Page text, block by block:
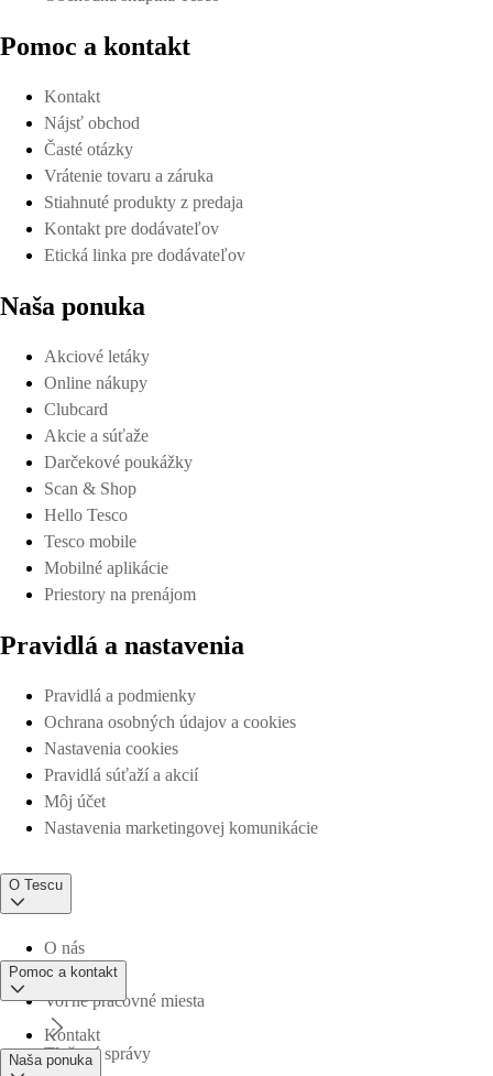
Pomoc a kontakt
Kontakt
Nájsť obchod
Časté otázky
Vrátenie tovaru a záruka
Stiahnuté produkty z predaja
Kontakt pre dodávateľov
Etická linka pre dodávateľov
Naša ponuka
Akciové letáky
Online nákupy
Clubcard
Akcie a súťaže
Darčekové poukážky
Scan & Shop
Hello Tesco
Tesco mobile
Mobilné aplikácie
Priestory na prenájom
Pravidlá a nastavenia
Pravidlá a podmienky
Ochrana osobných údajov a cookies
Nastavenia cookies
Pravidlá súťaží a akcií
Môj účet
Nastavenia marketingovej komunikácie
O Tescu
O nás
Voľné pracovné miesta
Tlačové správy
Pomoc a kontakt
Kontakt
Naša ponuka